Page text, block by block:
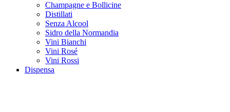
Champagne e Bollicine
Distillati
Senza Alcool
Sidro della Normandia
Vini Bianchi
Vini Rosé
Vini Rossi
Dispensa